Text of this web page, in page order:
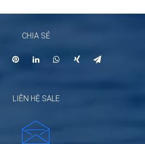
CHIA SẺ
LIÊN HỆ SALE